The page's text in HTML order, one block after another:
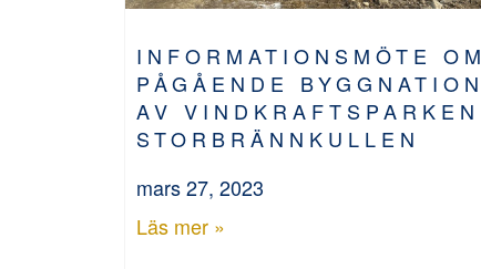
INFORMATIONSMÖTE OM
PÅGÅENDE BYGGNATION
AV VINDKRAFTSPARKEN
STORBRÄNNKULLEN
mars 27, 2023
Läs mer »